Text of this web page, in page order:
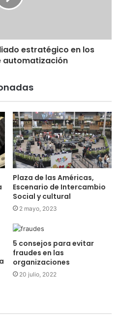
estratégico en los
automatización
Plaza de las Américas,
Escenario de Intercambio
Social y cultural
2 mayo, 2023
5 consejos para evitar
fraudes en las
organizaciones
20 julio, 2022